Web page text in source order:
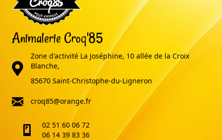
Animalerie Croq'85
adresse
Zone d'activité La Joséphine, 10 allée de la Croix
Blanche,
85670 Saint-Christophe-du-Ligneron
email
croq85@orange.fr
telephone02 51 60 06 72
06 14 39 83 36